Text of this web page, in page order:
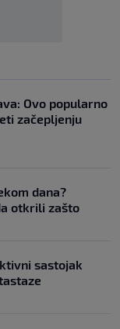
Ovo popularno
začepljenju
dana?
otkrili zašto
sastojak